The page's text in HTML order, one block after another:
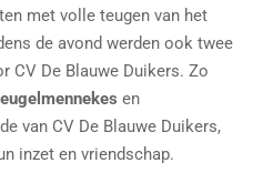
met volle teugen van het
de avond werden ook twee
CV De Blauwe Duikers. Zo
en
van CV De Blauwe Duikers,
inzet en vriendschap.